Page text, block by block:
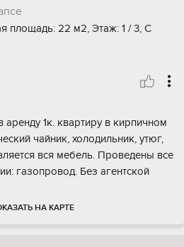
площадь: 22 м2, Этаж: 1 / 3, С
аренду 1к. квартиру в кирпичном
чайник, холодильник, утюг,
вся мебель. Проведены все
газопровод. Без агентской
НА КАРТЕ